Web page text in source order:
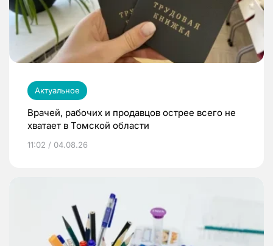
Актуальное
Врачей, рабочих и продавцов острее всего не
хватает в Томской области
11:02 / 04.08.26